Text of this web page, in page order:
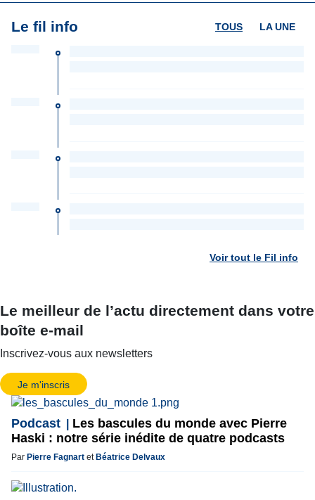
Le fil info LA UNE
TOUS
Voir tout le Fil info
Le meilleur de l’actu directement dans votre
boîte e-mail
Inscrivez-vous aux newsletters
Je m'inscris
Podcast
Les bascules du monde avec Pierre
Haski : notre série inédite de quatre podcasts
Par Pierre Fagnart et Béatrice Delvaux